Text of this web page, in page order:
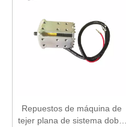
Repuestos de máquina de
tejer plana de sistema doble